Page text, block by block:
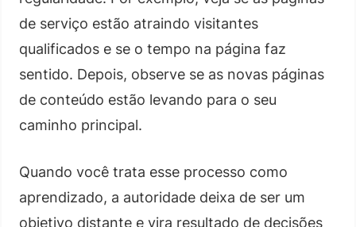
de serviço estão atraindo visitantes
qualificados e se o tempo na página faz
sentido. Depois, observe se as novas páginas
de conteúdo estão levando para o seu
caminho principal.
Quando você trata esse processo como
aprendizado, a autoridade deixa de ser um
objetivo distante e vira resultado de decisões